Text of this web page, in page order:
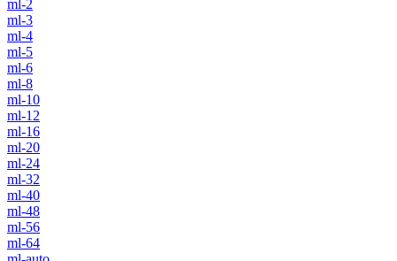
ml-2
ml-3
ml-4
ml-5
ml-6
ml-8
ml-10
ml-12
ml-16
ml-20
ml-24
ml-32
ml-40
ml-48
ml-56
ml-64